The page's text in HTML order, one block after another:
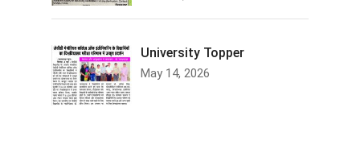
University Topper
May 14, 2026